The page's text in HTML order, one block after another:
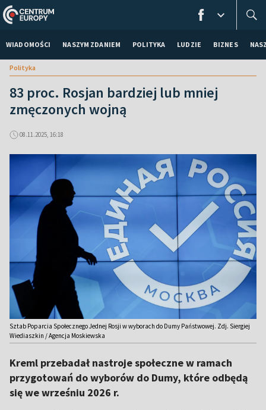
WIADOMOŚCI NASZYM ZDANIEM POLITYKA LUDZIE BIZNES
Polityka
83 proc. Rosjan bardziej lub mniej
zmęczonych wojną
08.11.2025, 16:18
Sztab Poparcia Społecznego Jednej Rosji w wyborach do Dumy Państwowej. Zdj. Siergiej
Wiediaszkin / Agencja Moskiewska
Kreml przebadał nastroje społeczne w ramach
przygotowań do wyborów do Dumy, które odbędą
się we wrześniu 2026 r.